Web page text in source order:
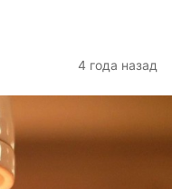
4 года назад